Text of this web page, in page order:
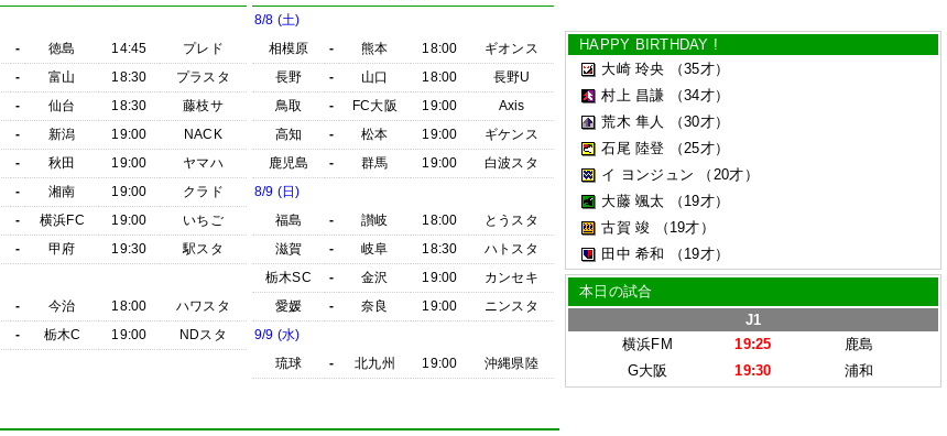
- 徳島 14:45
プレド
- 富山 18:30
プラスタ
- 仙台 18:30
藤枝サ
- 新潟 19:00
NACK
- 秋田 19:00
ヤマハ
- 湘南 19:00
クラド
- 横浜FC 19:00
いちご
- 甲府 19:30
駅スタ
- 今治 18:00
ハワスタ
- 栃木C 19:00 NDスタ
8/8 (土)
相模原
- 熊本 18:00
ギオンス
長野
- 山口 18:00
長野U
鳥取
- FC大阪 19:00
Axis
高知
- 松本 19:00
ギケンス
鹿児島
- 群馬 19:00
白波スタ
8/9 (日)
福島
- 讃岐 18:00
とうスタ
滋賀
- 岐阜 18:30
ハトスタ
栃木SC
- 金沢 19:00
カンセキ
愛媛
- 奈良 19:00
ニンスタ
9/9 (水)
琉球
- 北九州 19:00 沖縄県陸
HAPPY BIRTHDAY !
大崎 玲央
（35才）
村上 昌謙
（34才）
荒木 隼人
（30才）
石尾 陸登
（25才）
イ ヨンジュン
（20才）
大藤 颯太
（19才）
古賀 竣
（19才）
田中 希和
（19才）
本日の試合
J1
横浜FM
19:25
鹿島
G大阪
19:30 浦和